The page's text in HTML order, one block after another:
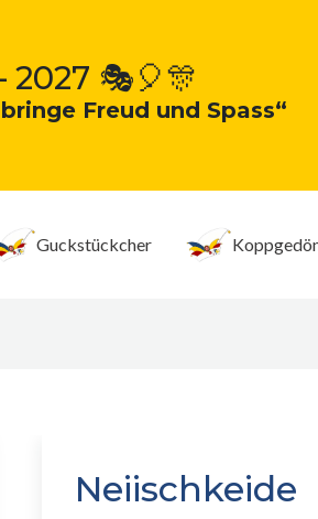
2027 🎭🎈🎊
Freud und Spass“
Guckstückcher
Neiischkeide